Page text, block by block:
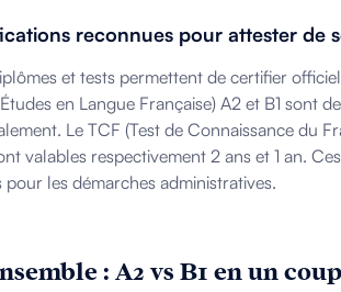
reconnues pour attester de
et tests permettent de certifier
en Langue Française) A2 et B1 sont
Le TCF (Test de Connaissance du
valables respectivement 2 ans et 1 an.
pour les démarches administratives.
: A2 vs B1 en un